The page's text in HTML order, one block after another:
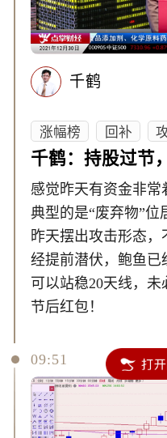
千鹤
涨幅榜 回补
千鹤：持股过节
感觉昨天有资金非
典型的是“废弃物”位
昨天摆出攻击形态
经提前潜伏，鲍鱼已
可以站稳20天线，
节后红包！
09:51